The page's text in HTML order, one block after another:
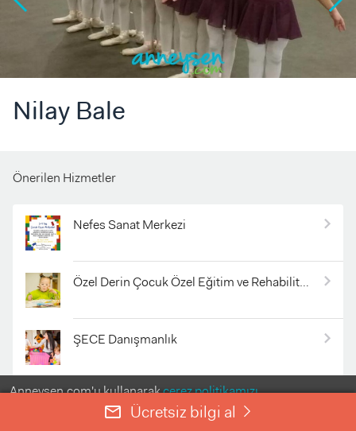
Nilay Bale
Önerilen Hizmetler
Nefes Sanat Merkezi
Özel Derin Çocuk Özel Eğitim ve Rehabilitasyon Merkezi
ŞECE Danışmanlık
Kuko Sanat Atölyesi ve Parti Evi
Anneysen.com'u kullanarakçerez politikamızı
kabul etmiş olursunuz.
mail_outline Ücretsiz bilgi al right